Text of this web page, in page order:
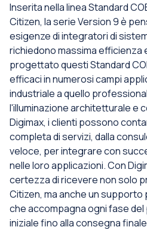
Inserita nella linea Standard
Citizen, la serie Version 9 è
esigenze di integratori di
richiedono massima efficienza
progettato questi Standard
efficaci in numerosi campi
industriale a quello
l'illuminazione architetturale e
Digimax, i clienti possono
completa di servizi, dalla
veloce, per integrare con
nelle loro applicazioni. Con
certezza di ricevere non solo
Citizen, ma anche un
che accompagna ogni fase
iniziale fino alla consegna